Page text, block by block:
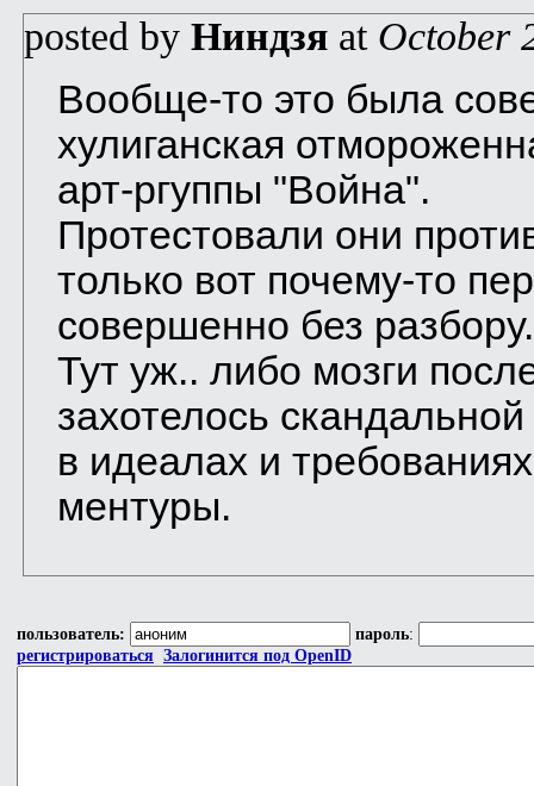
posted by Ниндзя at October
Вообще-то это была
хулиганская
арт-ргуппы "Война".
Протестовали они
только вот почему-то
совершенно без разбору.
Тут уж.. либо мозги
захотелось
в идеалах и
ментуры.
пользователь: пароль:
регистрироваться Залогинится под OpenID